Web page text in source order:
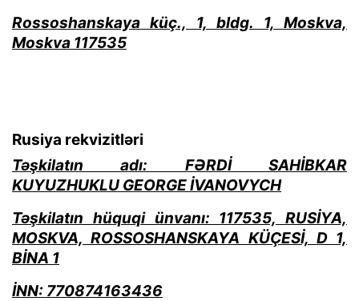
Rossoshanskaya küç., 1, bldg. 1, Moskva,
Moskva 117535
Rusiya rekvizitləri
Təşkilatın adı: FƏRDİ SAHİBKAR
KUYUZHUKLU GEORGE İVANOVYCH
Təşkilatın hüquqi ünvanı: 117535, RUSİYA,
MOSKVA, ROSSOSHANSKAYA KÜÇESİ, D 1,
BİNA 1
İNN: 770874163436